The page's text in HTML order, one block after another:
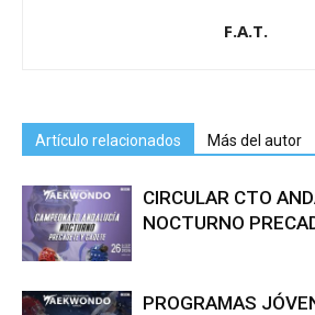
F.A.T.
Artículo relacionados Más del autor
CIRCULAR CTO
NOCTURNO
PROGRAMAS